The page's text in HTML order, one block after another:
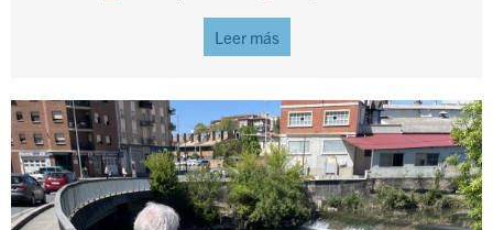
Leer más